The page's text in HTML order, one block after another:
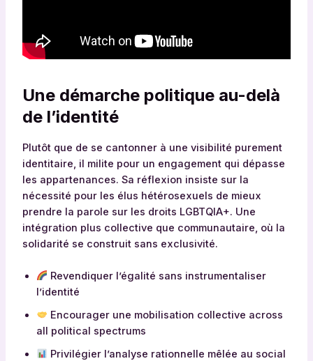
Une démarche politique au-delà
de l’identité
Plutôt que de se cantonner à une visibilité purement
identitaire, il milite pour un engagement qui dépasse
les appartenances. Sa réflexion insiste sur la
nécessité pour les élus hétérosexuels de mieux
prendre la parole sur les droits LGBTQIA+. Une
intégration plus collective que communautaire, où la
solidarité se construit sans exclusivité.
Revendiquer l’égalité sans instrumentaliser
l’identité
Encourager une mobilisation collective across
all political spectrums
Privilégier l’analyse rationnelle mêlée au social